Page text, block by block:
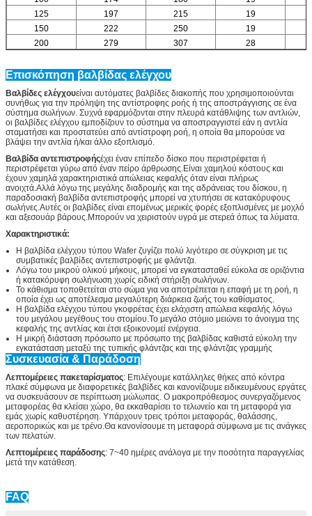
Αφήστε ένα μήνυμα
We bellen je snel terug!
υποβολή
125
197 215
19
150
222 250
19
200
279 307 28
Επισκόπηση βαλβίδας ελέγχου
Βαλβίδες ελέγχουείναι αυτόματες βαλβίδες διακοπής που χρησιμοποιούνται
συνήθως για την πρόληψη της αντίστροφης ροής ή της αποστράγγισης σε ένα
σύστημα σωλήνων. Συχνά εφαρμόζονται στην πλευρά κατάθλιψης των αντλιών,
οι βαλβίδες ελέγχου εμποδίζουν το σύστημα να αποστραγγιστεί εάν η αντλία
σταματήσει και προστατεύει από αντίστροφη ροή, η οποία θα μπορούσε να
βλάψει την αντλία ή/και άλλο εξοπλισμό.
Βαλβίδα αντεπιστροφήςέχει έναν επίπεδο δίσκο που περιστρέφεται ή
περιστρέφεται γύρω από έναν πείρο άρθρωσης.Είναι χαμηλού κόστους και
έχουν χαμηλά χαρακτηριστικά απώλειας κεφαλής όταν είναι πλήρως
ανοιχτά.Αλλά λόγω της μεγάλης διαδρομής και της αδράνειας του δίσκου, η
παραδοσιακή βαλβίδα αντεπιστροφής μπορεί να χτυπήσει σε κατακόρυφους
σωλήνες.Αυτές οι βαλβίδες είναι επομένως μερικές φορές εξοπλισμένες με μοχλό
και αξεσουάρ βάρους.Μπορούν να χειριστούν υγρά με στερεά όπως τα λύματα.
Χαρακτηριστικά:
Η βαλβίδα ελέγχου τύπου Wafer ζυγίζει πολύ λιγότερο σε σύγκριση με τις
συμβατικές βαλβίδες αντεπιστροφής με φλάντζα.
Λόγω του μικρού ολικού μήκους, μπορεί να εγκατασταθεί εύκολα σε οριζόντια
ή κατακόρυφη σωλήνωση χωρίς ειδική στήριξη σωλήνων.
Το κάθισμα τοποθετείται στο σώμα για να αποτρέπεται η επαφή με τη ροή, η
οποία έχει ως αποτέλεσμα μεγαλύτερη διάρκεια ζωής του καθίσματος.
Η βαλβίδα ελέγχου τύπου γκοφρέτας έχει ελάχιστη απώλεια κεφαλής λόγω
του μεγάλου μεγέθους του στομίου.Το μεγάλο στόμιο μειώνει το άνοιγμα της
κεφαλής της αντλίας και έτσι εξοικονομεί ενέργεια.
Η μικρή διάσταση πρόσωπο με πρόσωπο της βαλβίδας καθιστά εύκολη την
εγκατάσταση μεταξύ της τυπικής φλάντζας και της φλάντζας γραμμής
Συσκευασία & Παράδοση
Λεπτομέρειες πακεταρίσματος: Επιλέγουμε κατάλληλες θήκες από κόντρα
πλακέ σύμφωνα με διαφορετικές βαλβίδες και κανονίζουμε ειδικευμένους εργάτες
να συσκευάσουν σε περίπτωση μώλωπας. Ο μακροπρόθεσμος συνεργαζόμενος
μεταφορέας θα κλείσει χώρο, θα εκκαθαρίσει το τελωνείο και τη μεταφορά για
εμάς χωρίς καθυστέρηση. Υπάρχουν τρεις τρόποι μεταφοράς, θαλάσσης,
αεροπορικώς και με τρένο.Θα κανονίσουμε τη μεταφορά σύμφωνα με τις ανάγκες
των πελατών.
Λεπτομέρειες παράδοσης: 7~40 ημέρες ανάλογα με την ποσότητα παραγγελίας
μετά την κατάθεση.
FAQ